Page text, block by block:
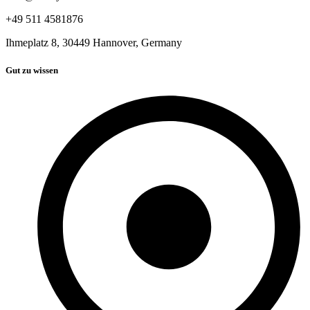
+49 511 4581876
Ihmeplatz 8, 30449 Hannover, Germany
Gut zu wissen